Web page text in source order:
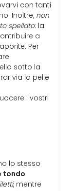
con tanti
Inoltre, non
spellato: la
a
Per
sotto la
via la pelle
i vostri
lo stesso
tondo
, mentre